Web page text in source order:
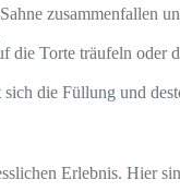
zusammenfallen
Torte träufeln oder
die Füllung und
Erlebnis. Hier